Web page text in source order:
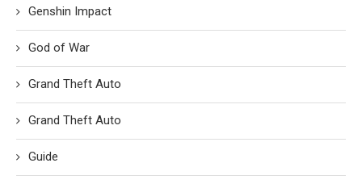
Genshin Impact
God of War
Grand Theft Auto
Grand Theft Auto
Guide